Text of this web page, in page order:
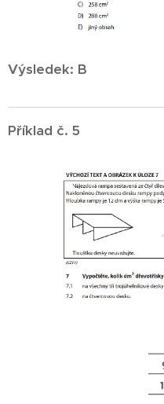
Výsledek: B
Příklad č. 5